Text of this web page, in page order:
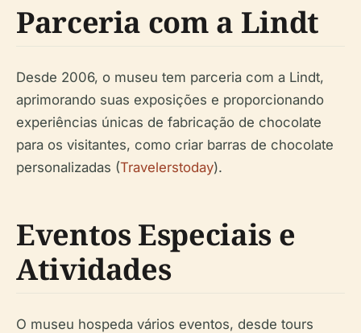
Parceria com a Lindt
Desde 2006, o museu tem parceria com a Lindt,
aprimorando suas exposições e proporcionando
experiências únicas de fabricação de chocolate
para os visitantes, como criar barras de chocolate
personalizadas (Travelerstoday).
Eventos Especiais e
Atividades
O museu hospeda vários eventos, desde tours